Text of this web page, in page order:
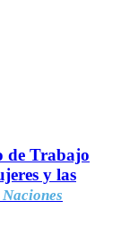
de Trabajo
y las